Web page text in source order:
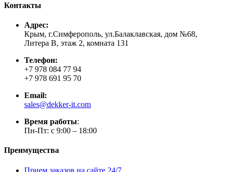
Контакты
Адрес:
Крым, г.Симферополь, ул.Балаклавская, дом №68,
Литера В, этаж 2, комната 131
Телефон:
+7 978 084 77 94
+7 978 691 95 70
Email:
sales@dekker-it.com
Время работы:
Пн-Пт: с 9:00 – 18:00
Преимущества
Прием заказов на сайте 24/7